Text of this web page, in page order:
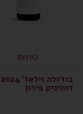
₪110
דומיניק פירון